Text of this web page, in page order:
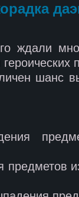
ждали
шанс
предметов